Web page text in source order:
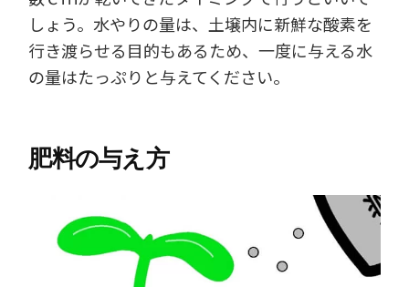
しょう。水やりの量は、土壌内に新鮮な酸素を
行き渡らせる目的もあるため、一度に与える水
の量はたっぷりと与えてください。
肥料の与え方